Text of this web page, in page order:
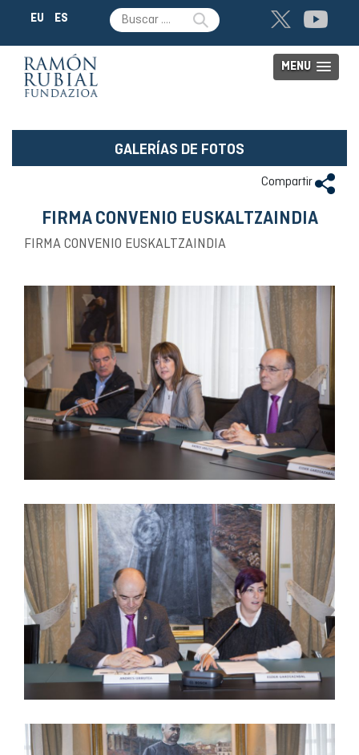
EU ES
MENU
GALERÍAS DE FOTOS
Compartir
FIRMA CONVENIO EUSKALTZAINDIA
FIRMA CONVENIO EUSKALTZAINDIA